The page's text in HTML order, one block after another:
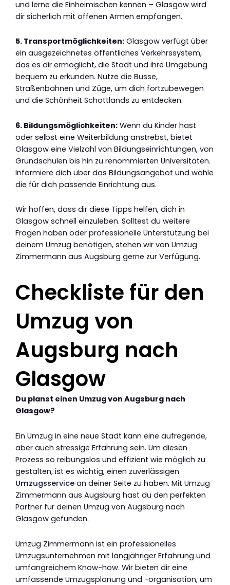
und lerne die Einheimischen kennen – Glasgow wird
dir sicherlich mit offenen Armen empfangen.
5. Transportmöglichkeiten: Glasgow verfügt über
ein ausgezeichnetes öffentliches Verkehrssystem,
das es dir ermöglicht, die Stadt und ihre Umgebung
bequem zu erkunden. Nutze die Busse,
Straßenbahnen und Züge, um dich fortzubewegen
und die Schönheit Schottlands zu entdecken.
6. Bildungsmöglichkeiten: Wenn du Kinder hast
oder selbst eine Weiterbildung anstrebst, bietet
Glasgow eine Vielzahl von Bildungseinrichtungen, von
Grundschulen bis hin zu renommierten Universitäten.
Informiere dich über das Bildungsangebot und wähle
die für dich passende Einrichtung aus.
Wir hoffen, dass dir diese Tipps helfen, dich in
Glasgow schnell einzuleben. Solltest du weitere
Fragen haben oder professionelle Unterstützung bei
deinem Umzug benötigen, stehen wir von Umzug
Zimmermann aus Augsburg gerne zur Verfügung.
Checkliste für den
Umzug von
Augsburg nach
Glasgow
Du planst einen Umzug von Augsburg nach
Glasgow?
Ein Umzug in eine neue Stadt kann eine aufregende,
aber auch stressige Erfahrung sein. Um diesen
Prozess so reibungslos und effizient wie möglich zu
gestalten, ist es wichtig, einen zuverlässigen
Umzugsservice an deiner Seite zu haben. Mit Umzug
Zimmermann aus Augsburg hast du den perfekten
Partner für deinen Umzug von Augsburg nach
Glasgow gefunden.
Umzug Zimmermann ist ein professionelles
Umzugsunternehmen mit langjähriger Erfahrung und
umfangreichem Know-how. Wir bieten dir eine
umfassende Umzugsplanung und -organisation, um